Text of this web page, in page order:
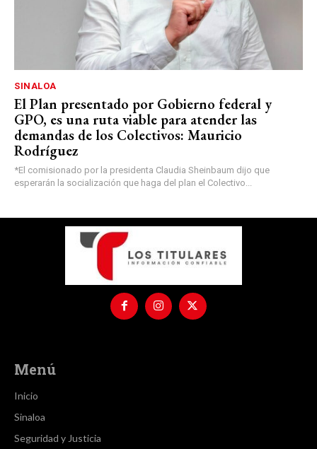
SINALOA
El Plan presentado por Gobierno federal y
GPO, es una ruta viable para atender las
demandas de los Colectivos: Mauricio
Rodríguez
*El comisionado por la presidenta Claudia Sheinbaum dijo que
esperarán la socialización que haga del plan el Colectivo...
Menú
Inicio
Sinaloa
Seguridad y Justicia